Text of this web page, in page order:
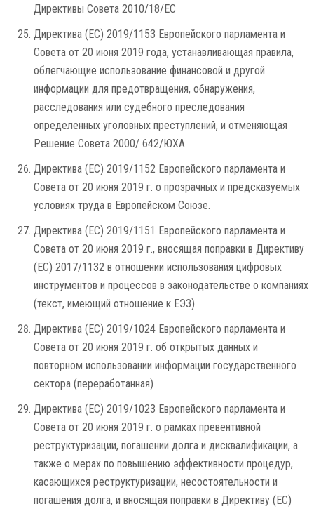
Директивы Совета 2010/18/ЕС
Директива (ЕС) 2019/1153 Европейского парламента и
Совета от 20 июня 2019 года, устанавливающая правила,
облегчающие использование финансовой и другой
информации для предотвращения, обнаружения,
расследования или судебного преследования
определенных уголовных преступлений, и отменяющая
Решение Совета 2000/ 642/ЮХА
Директива (ЕС) 2019/1152 Европейского парламента и
Совета от 20 июня 2019 г. о прозрачных и предсказуемых
условиях труда в Европейском Союзе.
Директива (ЕС) 2019/1151 Европейского парламента и
Совета от 20 июня 2019 г., вносящая поправки в Директиву
(ЕС) 2017/1132 в отношении использования цифровых
инструментов и процессов в законодательстве о компаниях
(текст, имеющий отношение к ЕЭЗ)
Директива (ЕС) 2019/1024 Европейского парламента и
Совета от 20 июня 2019 г. об открытых данных и
повторном использовании информации государственного
сектора (переработанная)
Директива (ЕС) 2019/1023 Европейского парламента и
Совета от 20 июня 2019 г. о рамках превентивной
реструктуризации, погашении долга и дисквалификации, а
также о мерах по повышению эффективности процедур,
касающихся реструктуризации, несостоятельности и
погашения долга, и вносящая поправки в Директиву (ЕС)